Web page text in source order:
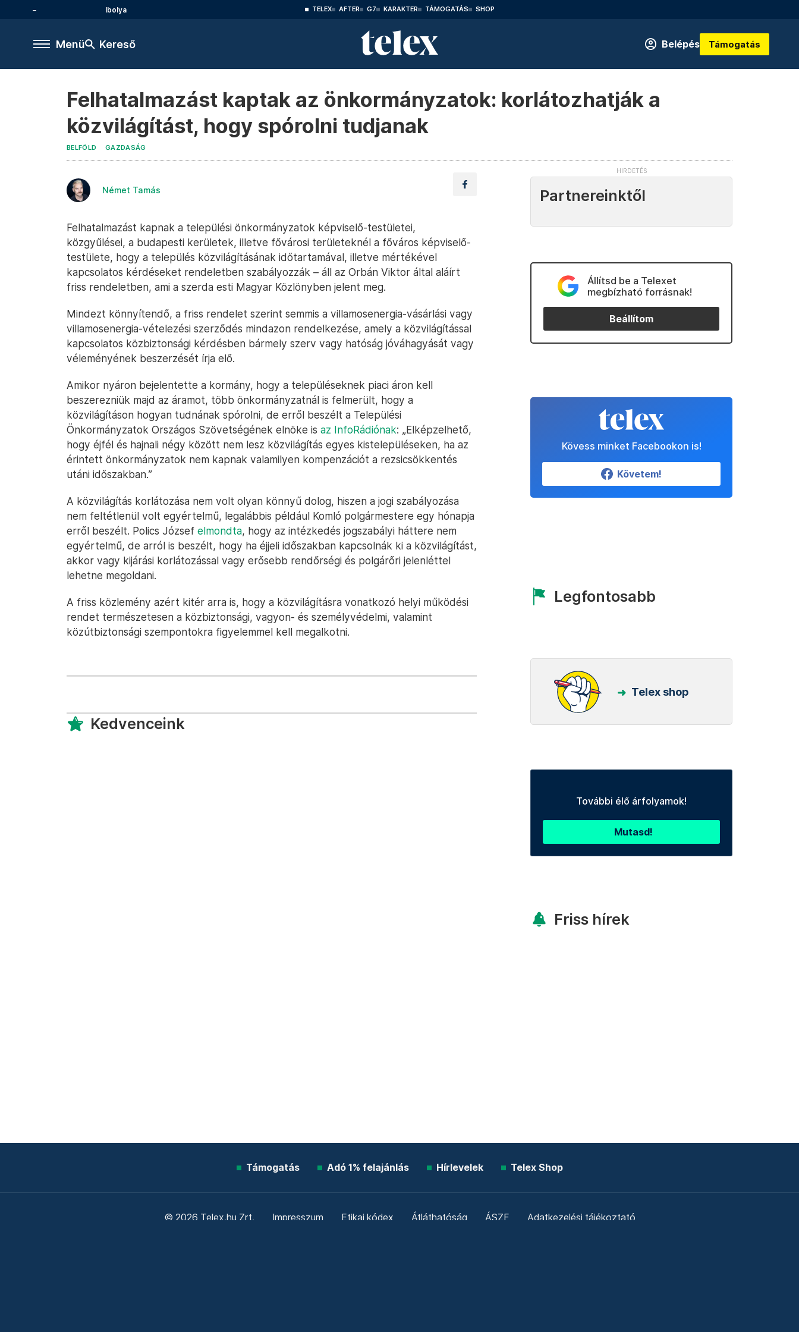
Ibolya TELEX AFTER G7 KARAKTER TÁMOGATÁS SHOP
Menü Kereső Belépés Támogatás
Felhatalmazást kaptak az önkormányzatok: korlátozhatják a
közvilágítást, hogy spórolni tudjanak
BELFÖLD GAZDASÁG
Német Tamás
Felhatalmazást kapnak a települési önkormányzatok képviselő-testületei,
közgyűlései, a budapesti kerületek, illetve fővárosi területeknél a főváros képviselő-
testülete, hogy a település közvilágításának időtartamával, illetve mértékével
kapcsolatos kérdéseket rendeletben szabályozzák – áll az Orbán Viktor által aláírt
friss rendeletben, ami a szerda esti Magyar Közlönyben jelent meg.
Mindezt könnyítendő, a friss rendelet szerint semmis a villamosenergia-vásárlási vagy
villamosenergia-vételezési szerződés mindazon rendelkezése, amely a közvilágítással
kapcsolatos közbiztonsági kérdésben bármely szerv vagy hatóság jóváhagyását vagy
véleményének beszerzését írja elő.
Amikor nyáron bejelentette a kormány, hogy a településeknek piaci áron kell
beszerezniük majd az áramot, több önkormányzatnál is felmerült, hogy a
közvilágításon hogyan tudnának spórolni, de erről beszélt a Települési
Önkormányzatok Országos Szövetségének elnöke is az InfoRádiónak: „Elképzelhető,
hogy éjfél és hajnali négy között nem lesz közvilágítás egyes kistelepüléseken, ha az
érintett önkormányzatok nem kapnak valamilyen kompenzációt a rezsicsökkentés
utáni időszakban.”
A közvilágítás korlátozása nem volt olyan könnyű dolog, hiszen a jogi szabályozása
nem feltétlenül volt egyértelmű, legalábbis például Komló polgármestere egy hónapja
erről beszélt. Polics József elmondta, hogy az intézkedés jogszabályi háttere nem
egyértelmű, de arról is beszélt, hogy ha éjjeli időszakban kapcsolnák ki a közvilágítást,
akkor vagy kijárási korlátozással vagy erősebb rendőrségi és polgárőri jelenléttel
lehetne megoldani.
A friss közlemény azért kitér arra is, hogy a közvilágításra vonatkozó helyi működési
rendet természetesen a közbiztonsági, vagyon- és személyvédelmi, valamint
közútbiztonsági szempontokra figyelemmel kell megalkotni.
Kedvenceink
Partnereinktől
Állítsd be a Telexet
megbízható forrásnak!
Beállítom
Kövess minket Facebookon is!
Követem!
Legfontosabb
Telex shop
További élő árfolyamok!
Mutasd!
Friss hírek
Támogatás Adó 1% felajánlás Hírlevelek Telex Shop
© 2026 Telex.hu Zrt. Impresszum Etikai kódex Átláthatóság ÁSZF Adatkezelési tájékoztató